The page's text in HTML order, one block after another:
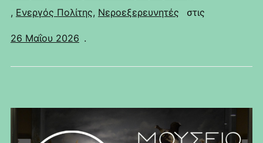
, Ενεργός Πολίτης, Νεροεξερευνητές στις
26 Μαΐου 2026 .